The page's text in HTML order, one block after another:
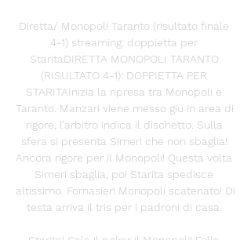
Diretta/ Monopoli Taranto (risultato finale
4-1) streaming: doppietta per
StaritaDIRETTA MONOPOLI TARANTO
(RISULTATO 4-1): DOPPIETTA PER
STARITAInizia la ripresa tra Monopoli e
Taranto. Manzari viene messo giù in area di
rigore, l’arbitro indica il dischetto. Sulla
sfera si presenta Simeri che non sbaglia!
Ancora rigore per il Monopoli! Questa volta
Simeri sbaglia, poi Starita spedisce
altissimo. Fornasier! Monopoli scatenato! Di
testa arriva il tris per i padroni di casa.